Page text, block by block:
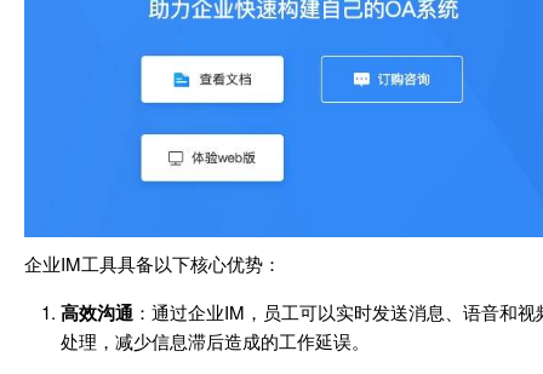
企业IM工具具备以下核心优势：
高效沟通 ：通过企业IM，员工可以实时发送消息、语音和
处理，减少信息滞后造成的工作延误。